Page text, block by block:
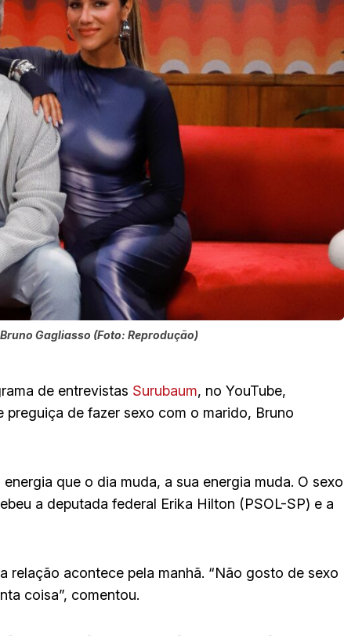
Gagliasso (Foto: Reprodução)
de entrevistas Surubaum, no YouTube,
preguiça de fazer sexo com o marido, Bruno
que o dia muda, a sua energia muda. O sexo
a deputada federal Erika Hilton (PSOL-SP) e a
relação acontece pela manhã. “Não gosto de sexo
coisa”, comentou.